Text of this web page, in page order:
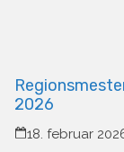
2026
18. februar